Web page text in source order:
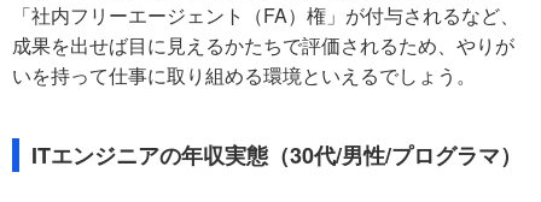
「社内フリーエージェント（FA）権」が付与されるなど、
成果を出せば目に見えるかたちで評価されるため、やりが
いを持って仕事に取り組める環境といえるでしょう。
ITエンジニアの年収実態（30代/男性/プログラマ）